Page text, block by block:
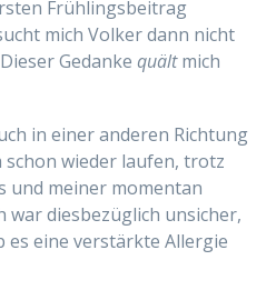
Frühlingsbeitrag
mich Volker dann nicht
Gedanke quältmich
in einer anderen Richtung
schon wieder laufen, trotz
und meiner momentan
war diesbezüglich unsicher,
es eine verstärkte Allergie